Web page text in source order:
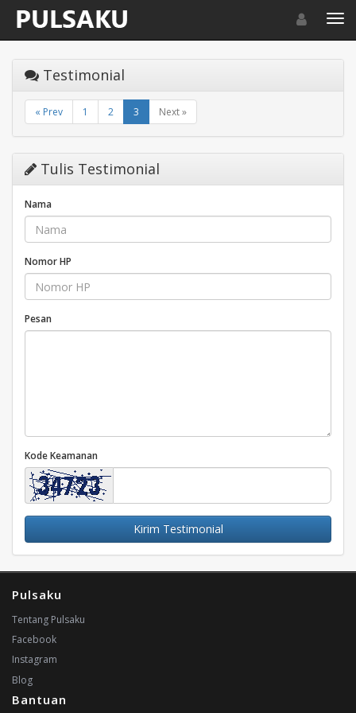
Toggle
Testimonial
« Prev 1 2 3 Next »
Tulis Testimonial
Nama
Nomor HP
Pesan
Kode Keamanan
Kirim Testimonial
Pulsaku
Tentang Pulsaku
Facebook
Instagram
Blog
Bantuan